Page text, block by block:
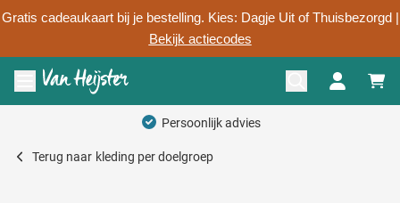
Gratis cadeaukaart bij je bestelling. Kies: Dagje Uit of Thuisbezorgd |
Bekijk actiecodes
Ga naar de inhoud
Menu openen
Persoonlijk advies
Terug naar kleding per doelgroep